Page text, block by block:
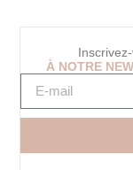
À NOTRE